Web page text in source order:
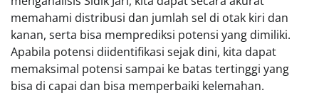
memahami distribusi dan jumlah sel di otak kiri dan
kanan, serta bisa memprediksi potensi yang dimiliki.
Apabila potensi diidentifikasi sejak dini, kita dapat
memaksimal potensi sampai ke batas tertinggi yang
bisa di capai dan bisa memperbaiki kelemahan.